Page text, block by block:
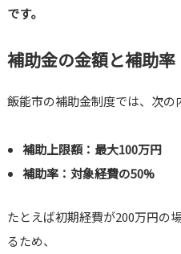
です。
補助金の金額と補助率
飯能市の補助金制度では、次の
補助上限額：最大100万円
補助率：対象経費の50%
たとえば初期経費が200万円の
るため、